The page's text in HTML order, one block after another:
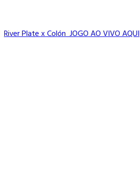
River Plate x Colón JOGO AO VIVO AQUI